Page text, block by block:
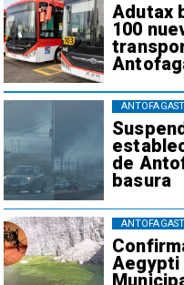
Adutax
100
de
basura
Aegypti